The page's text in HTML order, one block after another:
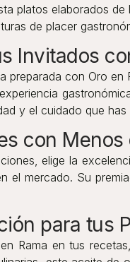
platos elaborados
de placer
Invitados
preparada con Oro
y el cuidado que
con
elige la
el mercado. Su
para tus
Rama en tus